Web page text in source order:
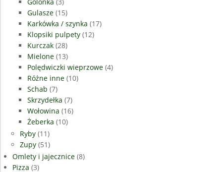
Golonka (3)
Gulasze (15)
Karkówka / szynka (17)
Klopsiki pulpety (12)
Kurczak (28)
Mielone (13)
Polędwiczki wieprzowe (4)
Różne inne (10)
Schab (7)
Skrzydełka (7)
Wołowina (16)
Żeberka (10)
Ryby (11)
Zupy (51)
Omlety i jajecznice (8)
Pizza (3)